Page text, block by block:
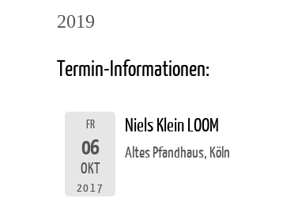
2019
Termin-Informationen:
FR
06
OKT
2017
Niels Klein LOOM
Altes Pfandhaus, Köln